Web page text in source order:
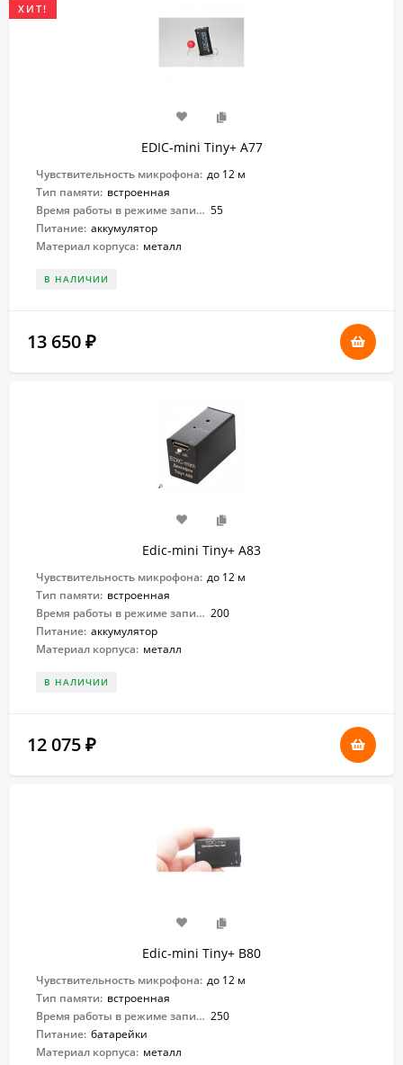
ХИТ!
EDIC-mini Tiny+ A77
Чувствительность микрофона: до 12 м
Тип памяти: встроенная
Время работы в режиме записи: 55
Питание: аккумулятор
Материал корпуса: металл
В НАЛИЧИИ
13 650 ₽
Edic-mini Tiny+ A83
Чувствительность микрофона: до 12 м
Тип памяти: встроенная
Время работы в режиме записи: 200
Питание: аккумулятор
Материал корпуса: металл
В НАЛИЧИИ
12 075 ₽
Edic-mini Tiny+ B80
Чувствительность микрофона: до 12 м
Тип памяти: встроенная
Время работы в режиме записи: 250
Питание: батарейки
Материал корпуса: металл